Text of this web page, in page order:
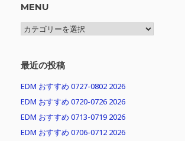
MENU
MENU
最近の投稿
EDM おすすめ 0727-0802 2026
EDM おすすめ 0720-0726 2026
EDM おすすめ 0713-0719 2026
EDM おすすめ 0706-0712 2026